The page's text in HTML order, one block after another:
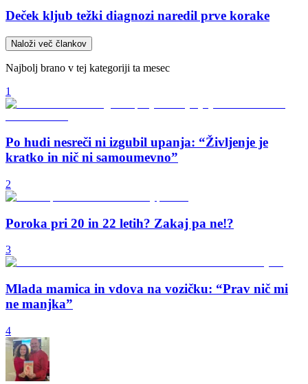
Deček kljub težki diagnozi naredil prve korake
Naloži več člankov
Najbolj brano v tej kategoriji ta mesec
1
Po hudi nesreči ni izgubil upanja: “Življenje je
kratko in nič ni samoumevno”
2
Poroka pri 20 in 22 letih? Zakaj pa ne!?
3
Mlada mamica in vdova na vozičku: “Prav nič mi
ne manjka”
4